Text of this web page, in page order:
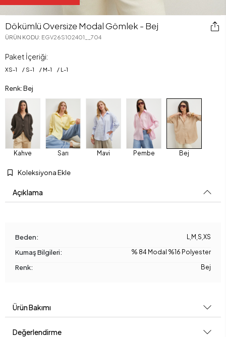
Dökümlü Oversize Modal Gömlek - Bej
ÜRÜN KODU: EGV26S102401__704
Paket İçeriği:
XS-1 S-1 M-1 L -1
Renk: Bej
Kahve Sarı Mavi Pembe Bej
Koleksiyona Ekle
Açıklama
Beden: L M S XS
Kumaş Bilgileri: % 84 Modal %16 Polyester
Renk: Bej
Ürün Bakımı
Değerlendirme